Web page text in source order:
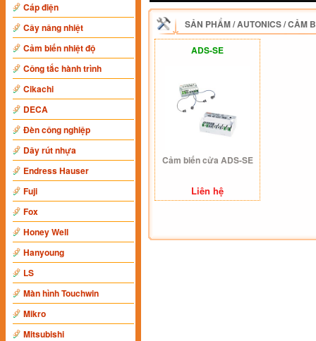
Cáp điện
Cây nâng nhiệt
Cảm biến nhiệt độ
Công tắc hành trình
Cikachi
DECA
Đèn công nghiệp
Dây rút nhựa
Endress Hauser
Fuji
Fox
Honey Well
Hanyoung
LS
Màn hình Touchwin
Mikro
Mitsubishi
SẢN PHẨM/AUTONICS/CẢM
ADS-SE
Cảm biến cửa ADS-SE
Liên hệ